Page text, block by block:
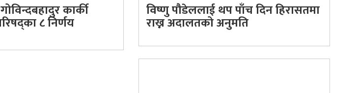
कार्की
८ निर्णय
विष्णु पौडेललाई थप पाँच दिन हिरासतमा
राख्न अदालतको अनुमति